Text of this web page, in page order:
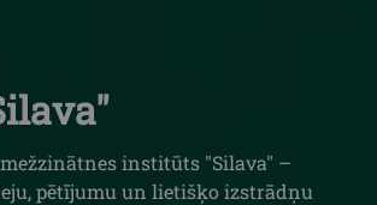
institūts "Silava" –
pētījumu un lietišķo izstrādņu